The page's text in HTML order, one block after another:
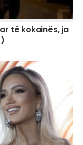
të kokainës, ja